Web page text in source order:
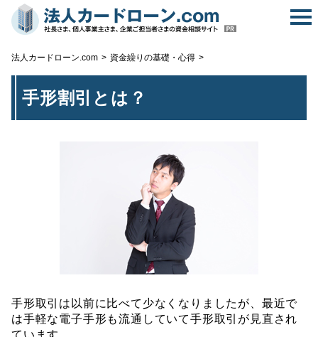
無
法人カードローン.com 資金繰りの基礎・心得
手形割引とは？
手形取引は以前に比べて少なくなりましたが、最近で
は手軽な電子手形も流通していて手形取引が見直され
ています。